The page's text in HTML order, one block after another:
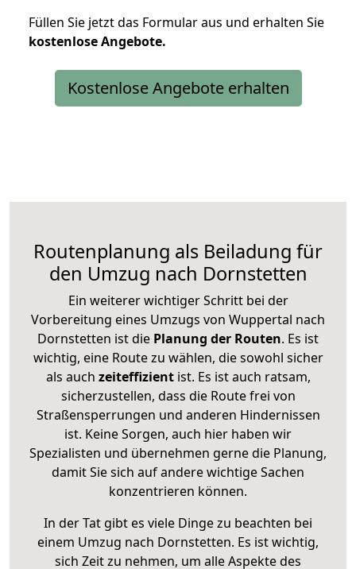
Füllen Sie jetzt das Formular aus und erhalten Sie
kostenloseAngebote.
Kostenlose Angebote erhalten
Routenplanung als Beiladung für
den Umzug nach Dornstetten
Ein weiterer wichtiger Schritt bei der
Vorbereitung eines Umzugs von Wuppertal nach
Dornstetten ist die Planung der Routen. Es ist
wichtig, eine Route zu wählen, die sowohl sicher
als auch zeiteffizientist. Es ist auch ratsam,
sicherzustellen, dass die Route frei von
Straßensperrungen und anderen Hindernissen
ist. Keine Sorgen, auch hier haben wir
Spezialisten und übernehmen gerne die Planung,
damit Sie sich auf andere wichtige Sachen
konzentrieren können.
In der Tat gibt es viele Dinge zu beachten bei
einem Umzug nach Dornstetten. Es ist wichtig,
sich Zeit zu nehmen, um alle Aspekte des